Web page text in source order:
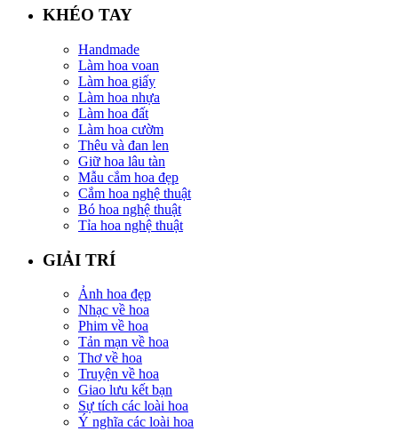
KHÉO TAY
Handmade
Làm hoa voan
Làm hoa giấy
Làm hoa nhựa
Làm hoa đất
Làm hoa cườm
Thêu và đan len
Giữ hoa lâu tàn
Mẫu cắm hoa đẹp
Cắm hoa nghệ thuật
Bó hoa nghệ thuật
Tỉa hoa nghệ thuật
GIẢI TRÍ
Ảnh hoa đẹp
Nhạc về hoa
Phim về hoa
Tản mạn về hoa
Thơ về hoa
Truyện về hoa
Giao lưu kết bạn
Sự tích các loài hoa
Ý nghĩa các loài hoa